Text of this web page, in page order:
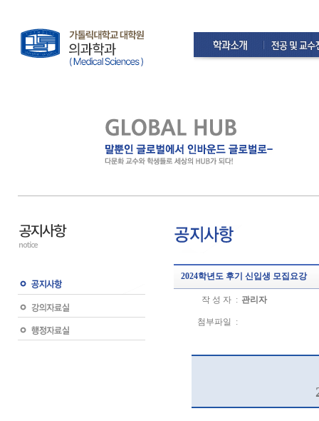
2024학년도 후기 신입생 모집요강
작 성 자 : 관리자
첨부파일 :